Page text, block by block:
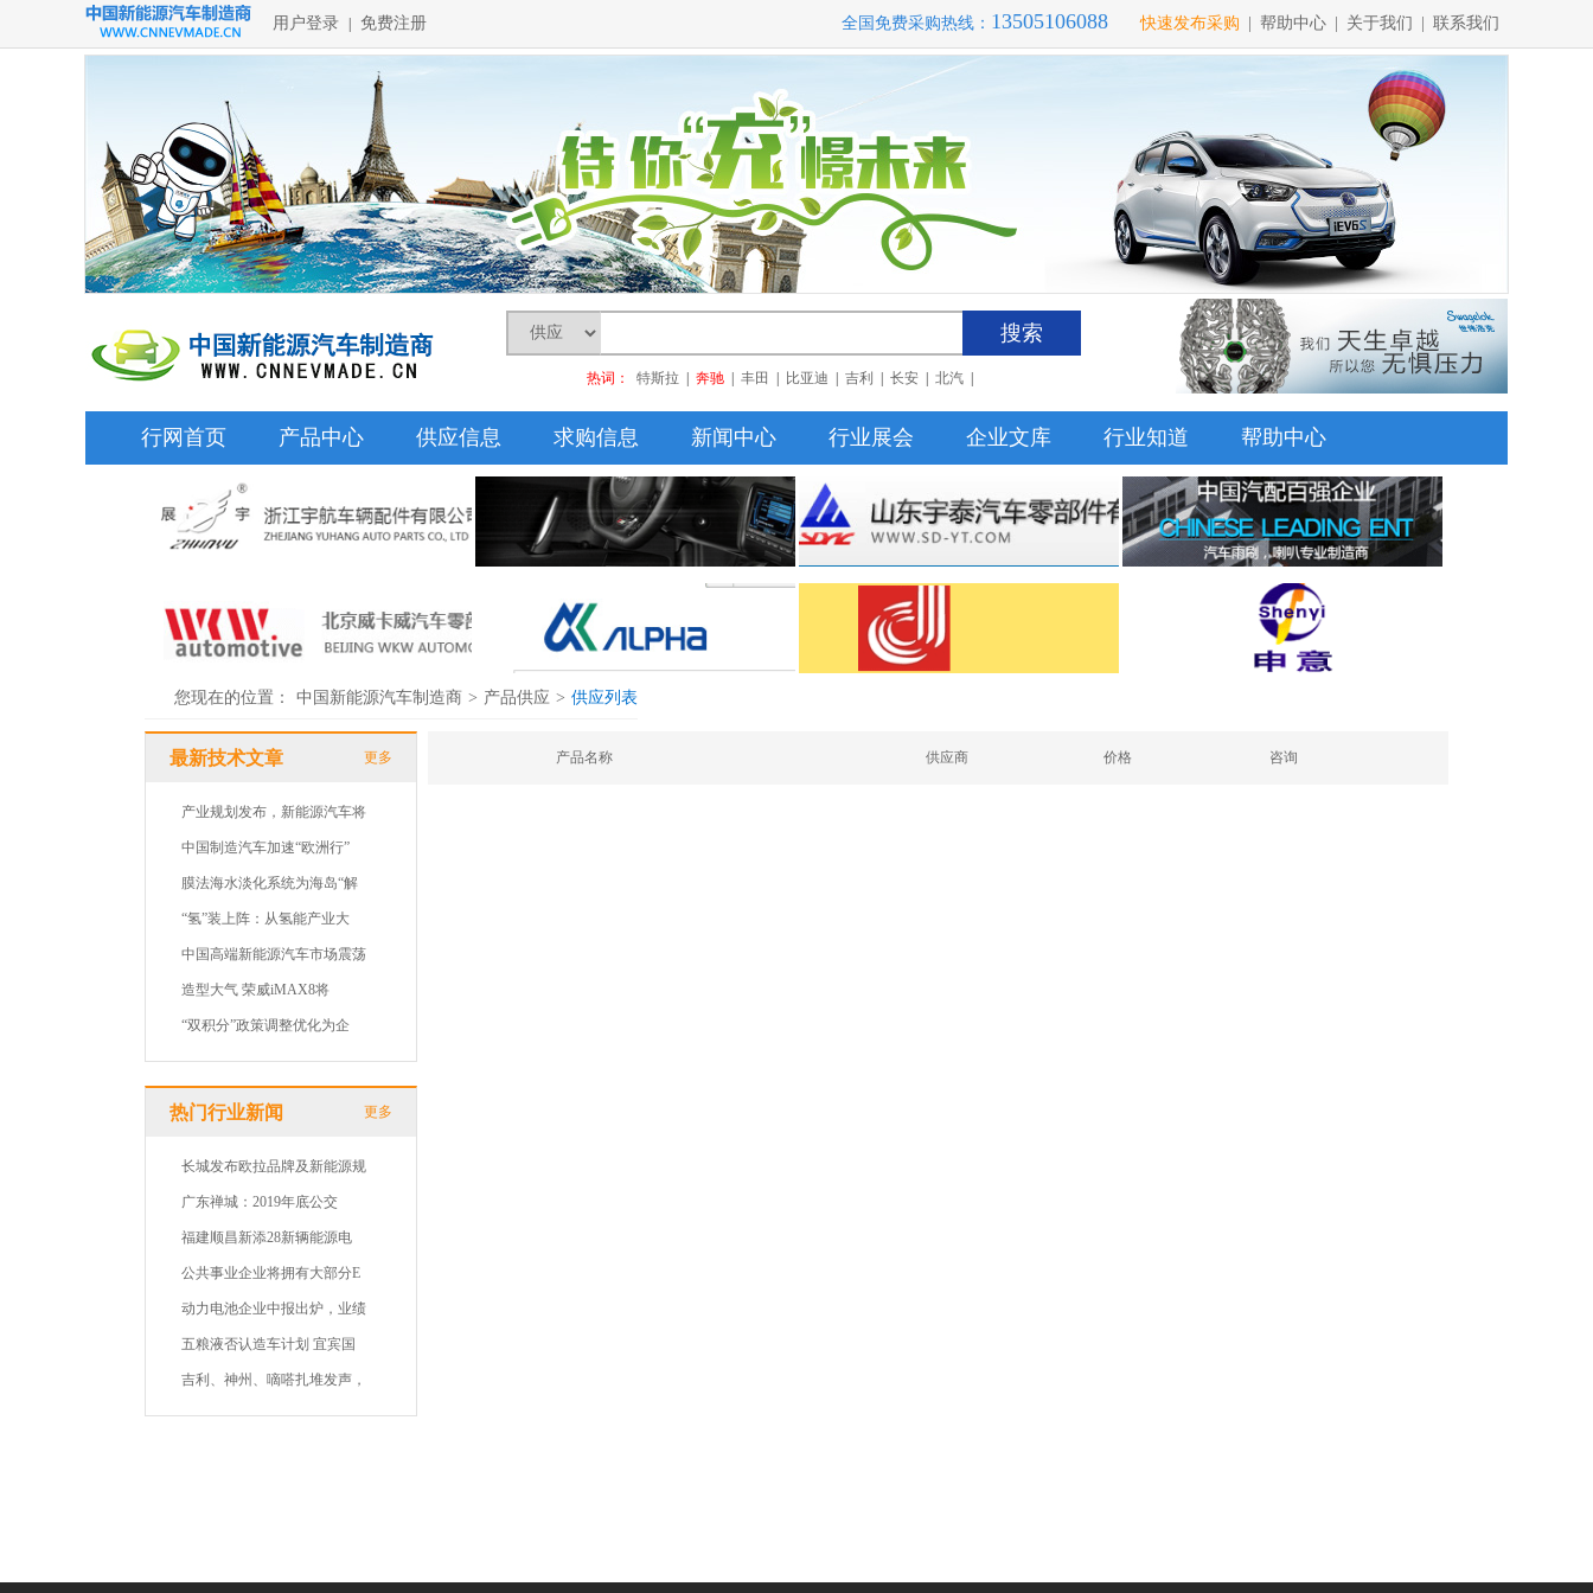
用户登录 免费注册 快速发布采购 帮助中心 关于我们 联系我们
全国免费采购热线： 13505106088
搜索
热词： 特斯拉 奔驰 丰田 比亚迪 吉利 长安 北汽
行网首页 产品中心 供应信息 求购信息 新闻中心 行业展会 企业文库 行业知道 帮助中心
您现在的位置： 中国新能源汽车制造商 > 产品供应 > 供应列表
最新技术文章 更多
产业规划发布，新能源汽车将
中国制造汽车加速“欧洲行”
膜法海水淡化系统为海岛“解
“氢”装上阵：从氢能产业大
中国高端新能源汽车市场震荡
造型大气 荣威iMAX8将
“双积分”政策调整优化为企
热门行业新闻 更多
长城发布欧拉品牌及新能源规
广东禅城：2019年底公交
福建顺昌新添28新辆能源电
公共事业企业将拥有大部分E
动力电池企业中报出炉，业绩
五粮液否认造车计划 宜宾国
吉利、神州、嘀嗒扎堆发声，
产品名称 供应商 价格 咨询